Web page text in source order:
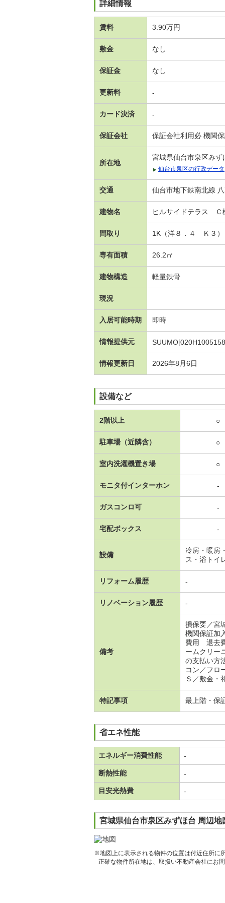
詳細情報
賃料 3.90万円
敷金 なし
保証金 なし
更新料 -
カード決済 -
保証会社 保証会社利用必 機関
所在地
宮城県仙台市泉区みず
仙台市泉区の行政データ
交通 仙台市地下鉄南北線
建物名 ヒルサイドテラス
間取り 1K（洋８．４ Ｋ３）
専有面積 26.2㎡
建物構造 軽量鉄骨
現況
入居可能時期 即時
情報提供元
情報更新日 2026年8月6日
設備など
2階以上 ○
駐車場（近隣含） ○
室内洗濯機置き場 ○
モニタ付インターホン -
ガスコンロ可 -
宅配ボックス -
設備
冷房・暖房
ス・浴トイ
リフォーム履歴 -
リノベーション履歴 -
備考
損保要／宮
機関保証加
費用 退去
ームクリー
の支払い方
コン／フロ
Ｓ／敷金・
特記事項 最上階・保
省エネ性能
エネルギー消費性能 -
断熱性能 -
目安光熱費 -
宮城県仙台市泉区みずほ台 周辺地
※地図上に表示される物件の位置は付近住所に
正確な物件所在地は、取扱い不動産会社にお